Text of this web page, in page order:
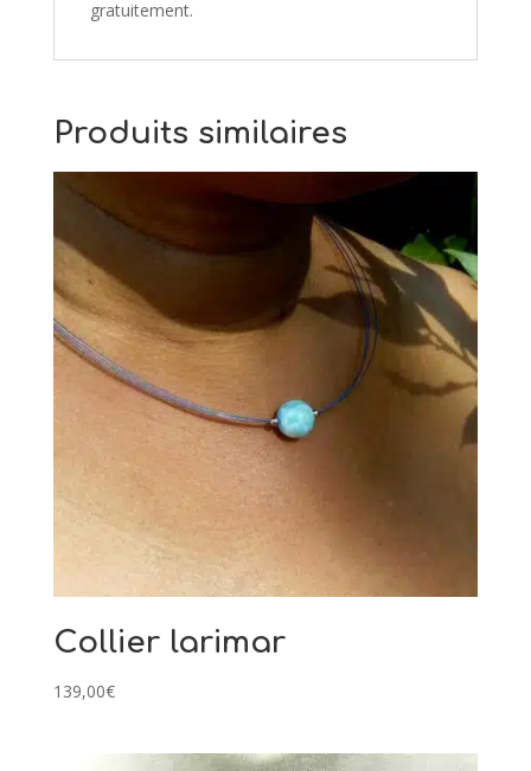
gratuitement.
Produits similaires
Collier larimar
139,00€